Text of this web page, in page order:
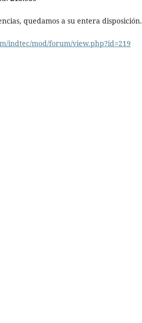
quedamos a su entera disposición.
indtec/mod/forum/view.php?id=219